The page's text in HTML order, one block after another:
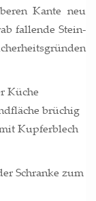
Kan­te neu
fal­len­de Stein­
Küche
brü­chig
Kup­fer­blech
Schran­ke zum